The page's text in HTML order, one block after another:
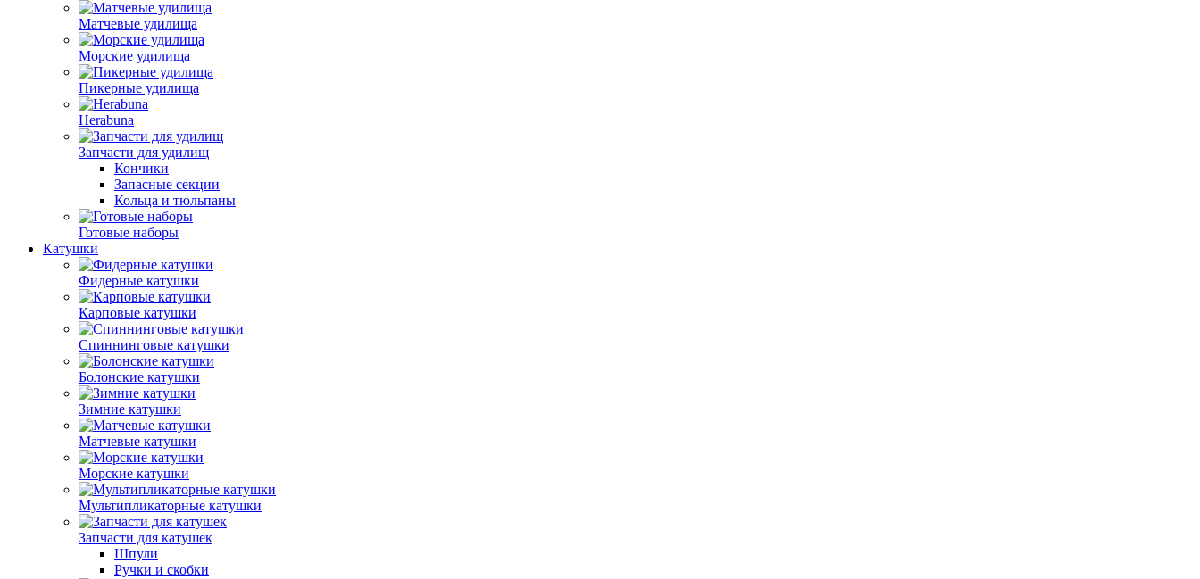
Матчевые удилища
Морские удилища
Пикерные удилища
Herabuna
Запчасти для удилищ
Кончики
Запасные секции
Кольца и тюльпаны
Готовые наборы
Катушки
Фидерные катушки
Карповые катушки
Спиннинговые катушки
Болонские катушки
Зимние катушки
Матчевые катушки
Морские катушки
Мультипликаторные катушки
Запчасти для катушек
Шпули
Ручки и скобки